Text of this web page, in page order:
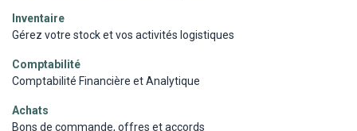
Inventaire
Gérez votre stock et vos activités logistiques
Comptabilité
Comptabilité Financière et Analytique
Achats
Bons de commande, offres et accords